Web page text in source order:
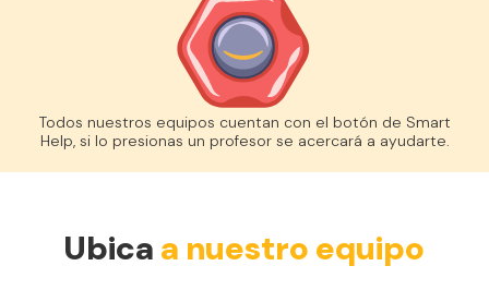
Todos nuestros equipos cuentan con el botón de Smart
Help, si lo presionas un profesor se acercará a ayudarte.
Ubica a nuestro equipo